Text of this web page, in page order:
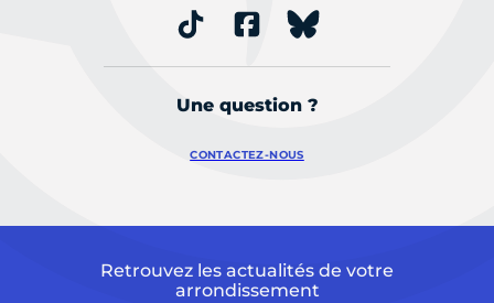
Une question ?
CONTACTEZ-NOUS
Retrouvez les actualités de votre
arrondissement